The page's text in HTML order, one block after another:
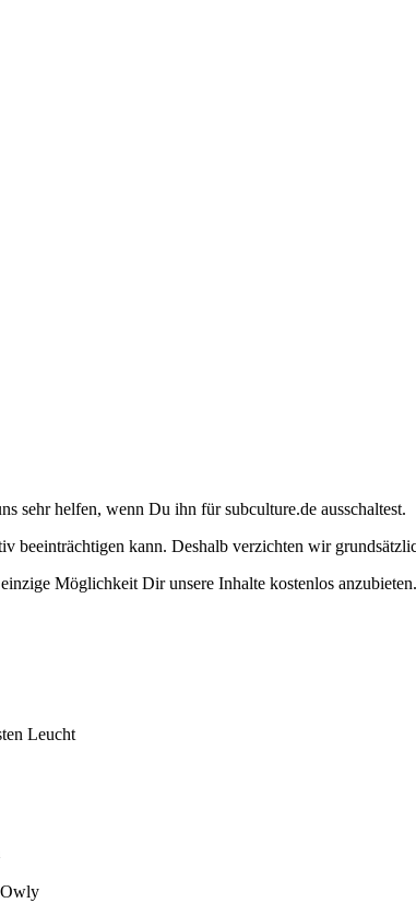
sehr helfen, wenn Du ihn für subculture.de ausschaltest.
beeinträchtigen kann. Deshalb verzichten wir
Möglichkeit Dir unsere Inhalte kostenlos
Leucht
Owly